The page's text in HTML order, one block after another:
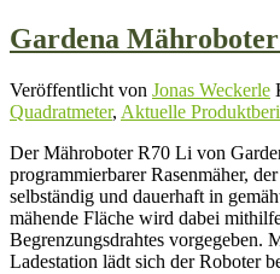
Gardena
Veröffentlicht von Jonas Weckerle
Quadratmeter, Aktuelle
Der Mähroboter R70 Li von
programmierbarer Rasenmäher,
selbständig und dauerhaft in
mähende Fläche wird dabei
Begrenzungsdrahtes vorgegeben.
Ladestation lädt sich der Roboter